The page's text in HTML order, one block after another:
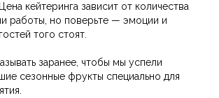
кейтеринга зависит от количества
работы, но поверьте — эмоции и
того стоят.
заранее, чтобы мы успели
сезонные фрукты специально для
Шестаков
Викторович
109369, г. Москва,
д.45, кв.105 Фактический/
/ КПП 0 Лист записи
инспекцией Федеральной
по г. Москве 13.02.2020г.
КОД по ОКВЭД 56.10